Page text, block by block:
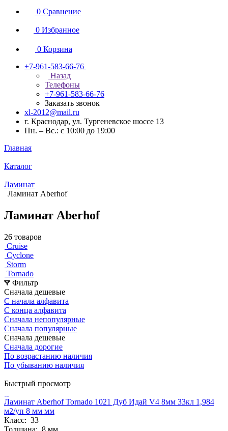
0 Сравнение
0 Избранное
0 Корзина
+7-961-583-66-76
Назад
Телефоны
+7-961-583-66-76
Заказать звонок
xl-2012@mail.ru
г. Краснодар, ул. Тургеневское шоссе 13
Пн. – Вс.: с 10:00 до 19:00
Главная
Каталог
Ламинат
Ламинат Aberhof
Ламинат Aberhof
26 товаров
Cruise
Cyclone
Storm
Tornado
Фильтр
Сначала дешевые
С начала алфавита
С конца алфавита
Сначала непопулярные
Сначала популярные
Сначала дешевые
Сначала дорогие
По возрастанию наличия
По убыванию наличия
Быстрый просмотр
Ламинат Aberhof Tornado 1021 Дуб Идай V4 8мм 33кл 1,984
м2/уп 8 мм мм
Класс: 33
Толщина: 8 мм